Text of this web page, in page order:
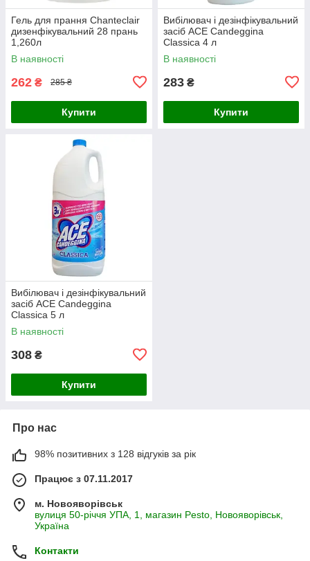
Гель для прання Chanteclair
дизенфікувальний 28 прань
1,260л
В наявності
262 ₴ 285 ₴
Купити
Вибілювач і дезінфікувальний
засіб ACE Candeggina
Classica 4 л
В наявності
283 ₴
Купити
Вибілювач і дезінфікувальний
засіб ACE Candeggina
Classica 5 л
В наявності
308 ₴
Купити
Про нас
98% позитивних з 128 відгуків за рік
Працює з 07.11.2017
м. Новояворівськ
вулиця 50-річчя УПА, 1, магазин Pesto, Новояворівськ,
Україна
Контакти